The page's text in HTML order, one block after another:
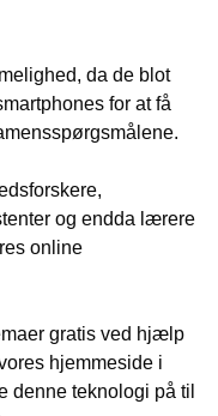
da de blot
for at få
og endda lærere
online
gratis ved hjælp
hjemmeside i
denne teknologi på til